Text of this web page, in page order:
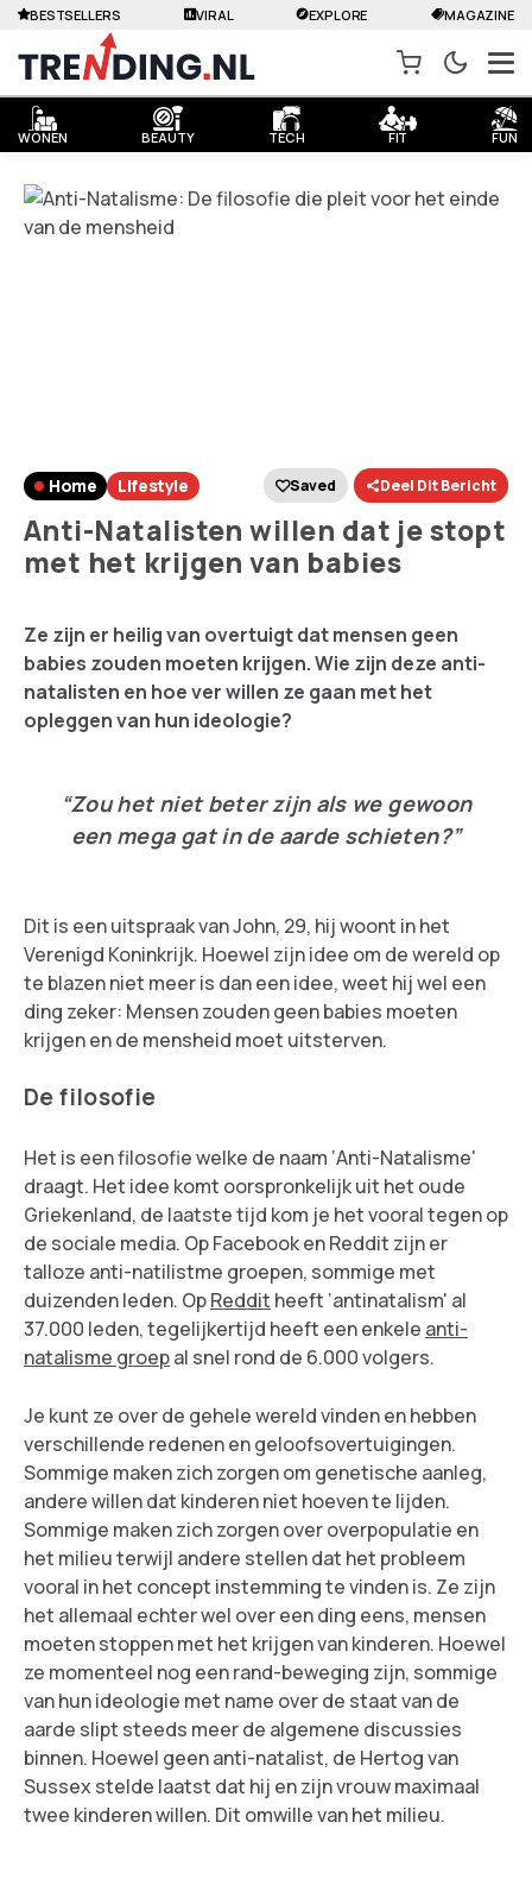
WONEN BEAUTY TECH FIT FUN
BESTSELLERS VIRAL EXPLORE MAGAZINE
Home Lifestyle Saved Deel Dit Bericht
Anti-Natalisten willen dat je stopt
met het krijgen van babies
Ze zijn er heilig van overtuigt dat mensen geen
babies zouden moeten krijgen. Wie zijn deze anti-
natalisten en hoe ver willen ze gaan met het
opleggen van hun ideologie?
“Zou het niet beter zijn als we gewoon
een mega gat in de aarde schieten?”
Dit is een uitspraak van John, 29, hij woont in het
Verenigd Koninkrijk. Hoewel zijn idee om de wereld op
te blazen niet meer is dan een idee, weet hij wel een
ding zeker: Mensen zouden geen babies moeten
krijgen en de mensheid moet uitsterven.
De filosofie
Het is een filosofie welke de naam ‘Anti-Natalisme'
draagt. Het idee komt oorspronkelijk uit het oude
Griekenland, de laatste tijd kom je het vooral tegen op
de sociale media. Op Facebook en Reddit zijn er
talloze anti-natilistme groepen, sommige met
duizenden leden. OpReddit heeft ‘antinatalism' al
37.000 leden, tegelijkertijd heeft een enkele anti-
natalisme groepal snel rond de 6.000 volgers.
Je kunt ze over de gehele wereld vinden en hebben
verschillende redenen en geloofsovertuigingen.
Sommige maken zich zorgen om genetische aanleg,
andere willen dat kinderen niet hoeven te lijden.
Sommige maken zich zorgen over overpopulatie en
het milieu terwijl andere stellen dat het probleem
vooral in het concept instemming te vinden is. Ze zijn
het allemaal echter wel over een ding eens, mensen
moeten stoppen met het krijgen van kinderen. Hoewel
ze momenteel nog een rand-beweging zijn, sommige
van hun ideologie met name over de staat van de
aarde slipt steeds meer de algemene discussies
binnen. Hoewel geen anti-natalist, de Hertog van
Sussex stelde laatst dat hij en zijn vrouw maximaal
twee kinderen willen. Dit omwille van het milieu.